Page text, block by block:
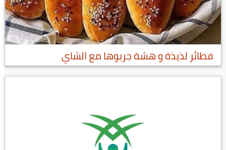
فطائر لذيذة و هشة جربوها مع الشاي